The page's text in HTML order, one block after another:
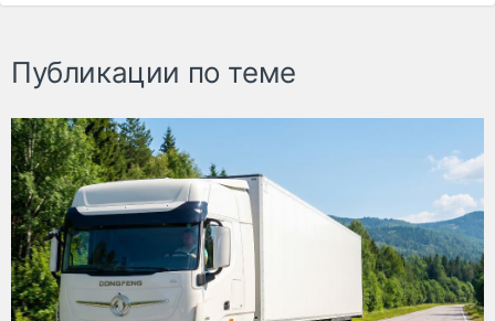
Публикации по теме